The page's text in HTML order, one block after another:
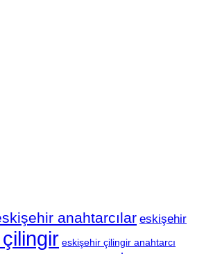
anahtarcılareskişehir
eskişehir çilingir anahtarcı